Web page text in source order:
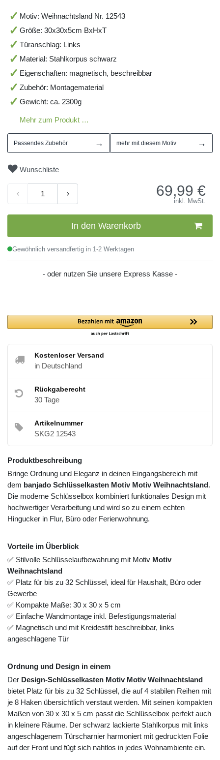
Motiv: Weihnachtsland Nr. 12543
Größe: 30x30x5cm BxHxT
Türanschlag: Links
Material: Stahlkorpus schwarz
Eigenschaften: magnetisch, beschreibbar
Zubehör: Montagematerial
Gewicht: ca. 2300g
Mehr zum Produkt …
Passendes Zubehör → mehr mit diesem Motiv →
Wunschliste
69,99 €
inkl. MwSt.
In den Warenkorb
Gewöhnlich versandfertig in 1-2 Werktagen
- oder nutzen Sie unsere Express Kasse -
Kostenloser Versand
in Deutschland
Rückgaberecht
30 Tage
Artikelnummer
SKG2 12543
Produktbeschreibung
Bringe Ordnung und Eleganz in deinen Eingangsbereich mit
dem banjado Schlüsselkasten Motiv Motiv Weihnachtsland.
Die moderne Schlüsselbox kombiniert funktionales Design mit
hochwertiger Verarbeitung und wird so zu einem echten
Hingucker in Flur, Büro oder Ferienwohnung.
Vorteile im Überblick
✅ Stilvolle Schlüsselaufbewahrung mit Motiv Motiv
Weihnachtsland
✅ Platz für bis zu 32 Schlüssel, ideal für Haushalt, Büro oder
Gewerbe
✅ Kompakte Maße: 30 x 30 x 5 cm
✅ Einfache Wandmontage inkl. Befestigungsmaterial
✅ Magnetisch und mit Kreidestift beschreibbar, links
angeschlagene Tür
Ordnung und Design in einem
Der Design-Schlüsselkasten Motiv Motiv Weihnachtsland
bietet Platz für bis zu 32 Schlüssel, die auf 4 stabilen Reihen mit
je 8 Haken übersichtlich verstaut werden. Mit seinen kompakten
Maßen von 30 x 30 x 5 cm passt die Schlüsselbox perfekt auch
in kleinere Räume. Der schwarz lackierte Stahlkorpus mit links
angeschlagenem Türscharnier harmoniert mit gedruckten Folie
auf der Front und fügt sich nahtlos in jedes Wohnambiente ein.